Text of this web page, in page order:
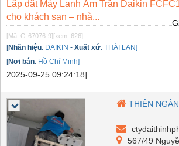
Lắp đặt Máy Lạnh Âm Trần Daikin
cho khách sạn – nhà...
[Mã: G-67076-9][xem: 626]
[Nhãn hiệu: DAIKIN - Xuất xứ: THÁI LAN]
[Nơi bán: Hồ Chí Minh]
2025-09-25 09:24:18]
THIÊN
567/49